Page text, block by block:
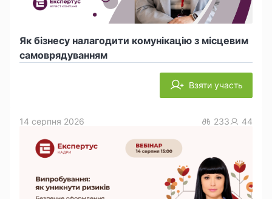
Як бізнесу налагодити комунікацію з місцевим
самоврядуванням
Взяти участь
14 серпня 2026 233 44